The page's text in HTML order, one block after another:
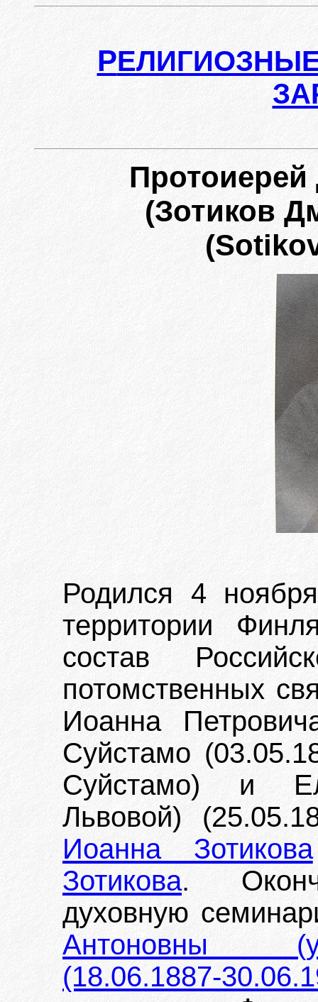
Р
(Зотиков
Родился 4
территории
состав
потомственных
Иоанна
Суйстамо
Суйстамо) и
Львовой)
Иоанна Зотикова
Зотикова.
духовную
Антоновны
(18.06.1887-